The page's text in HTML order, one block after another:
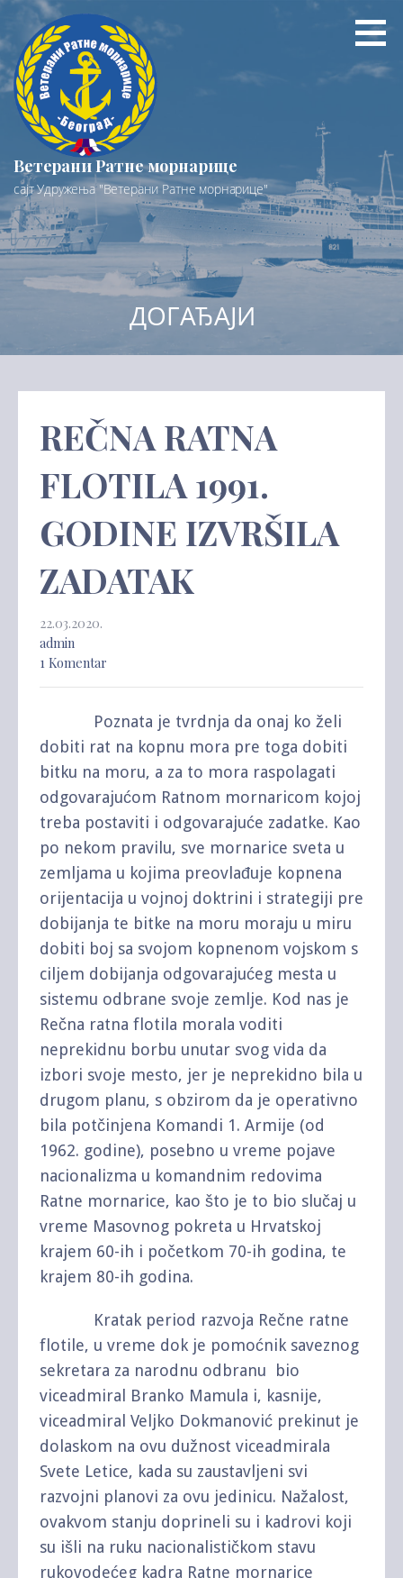
Preskoči
sadržaj
Ветерани Ратне морнарице
сајт Удружења "Ветерани Ратне морнарице"
ДОГАЂАЈИ
REČNA RATNA
FLOTILA 1991.
GODINE IZVRŠILA
ZADATAK
22.03.2020.
admin
1 Komentar
Poznata je tvrdnja da onaj ko želi
dobiti rat na kopnu mora pre toga dobiti
bitku na moru, a za to mora raspolagati
odgovarajućom Ratnom mornaricom kojoj
treba postaviti i odgovarajuće zadatke. Kao
po nekom pravilu, sve mornarice sveta u
zemljama u kojima preovlađuje kopnena
orijentacija u vojnoj doktrini i strategiji pre
dobijanja te bitke na moru moraju u miru
dobiti boj sa svojom kopnenom vojskom s
ciljem dobijanja odgovarajućeg mesta u
sistemu odbrane svoje zemlje. Kod nas je
Rečna ratna flotila morala voditi
neprekidnu borbu unutar svog vida da
izbori svoje mesto, jer je neprekidno bila u
drugom planu, s obzirom da je operativno
bila potčinjena Komandi 1. Armije (od
1962. godine), posebno u vreme pojave
nacionalizma u komandnim redovima
Ratne mornarice, kao što je to bio slučaj u
vreme Masovnog pokreta u Hrvatskoj
krajem 60-ih i početkom 70-ih godina, te
krajem 80-ih godina.
Kratak period razvoja Rečne ratne
flotile, u vreme dok je pomoćnik saveznog
sekretara za narodnu odbranu bio
viceadmiral Branko Mamula i, kasnije,
viceadmiral Veljko Dokmanović prekinut je
dolaskom na ovu dužnost viceadmirala
Svete Letice, kada su zaustavljeni svi
razvojni planovi za ovu jedinicu. Nažalost,
ovakvom stanju doprineli su i kadrovi koji
su išli na ruku nacionalističkom stavu
rukovodećeg kadra Ratne mornarice